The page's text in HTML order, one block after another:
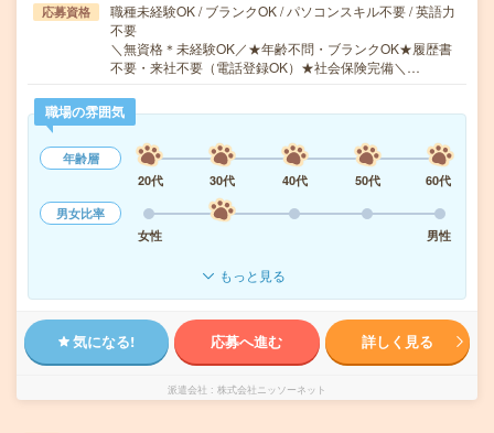
応募資格
職種未経験OK / ブランクOK / パソコンスキル不要 / 英語力
不要
＼無資格＊未経験OK／★年齢不問・ブランクOK★履歴書
不要・来社不要（電話登録OK）★社会保険完備＼…
職場の雰囲気
年齢層
20代
30代 40代 50代
60代
男女比率
女性
男性
もっと見る
気になる! 応募へ進む 詳しく見る
派遣会社 株式会社ニッソーネット